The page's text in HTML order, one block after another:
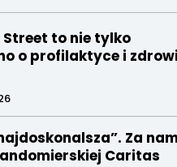
Street to nie tylko
o profilaktyce i
Za
Caritas